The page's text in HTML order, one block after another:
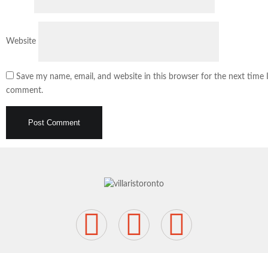
Website
Save my name, email, and website in this browser for the next time I
comment.